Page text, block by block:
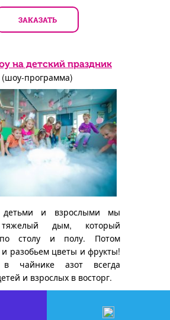
ЗАКАЗАТЬ
на детский праздник
(шоу-программа)
и взрослыми мы
дым, который
по столу и полу. Потом
разобьем цветы и фрукты!
чайнике азот всегда
и взрослых в восторг.